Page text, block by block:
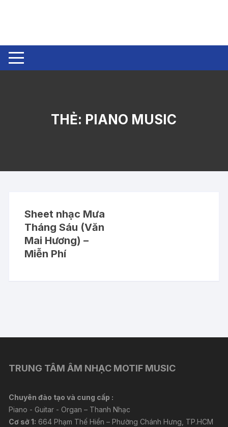
THẺ: PIANO MUSIC
Sheet nhạc Mưa
Tháng Sáu (Văn
Mai Hương) –
Miễn Phí
TRUNG TÂM ÂM NHẠC MOTIF MUSIC
Chuyên đào tạo và cung cấp :
Piano - Guitar - Organ – Thanh Nhạc
Cơ sở 1: 664 Phạm Thế Hiển – Phường Chánh Hưng, TP.HCM